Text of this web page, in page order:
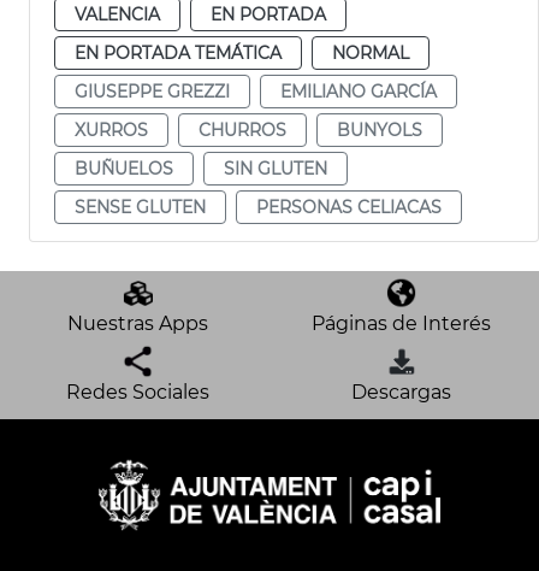
VALENCIA
EN PORTADA
EN PORTADA TEMÁTICA
NORMAL
GIUSEPPE GREZZI
EMILIANO GARCÍA
XURROS
CHURROS
BUNYOLS
BUÑUELOS
SIN GLUTEN
SENSE GLUTEN
PERSONAS CELIACAS
Nuestras Apps Páginas de Interés
Redes Sociales Descargas